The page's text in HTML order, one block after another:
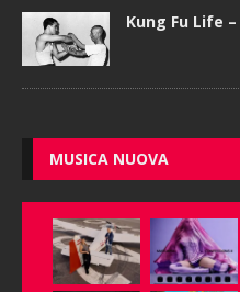
Kung Fu Life
MUSICA NUOVA